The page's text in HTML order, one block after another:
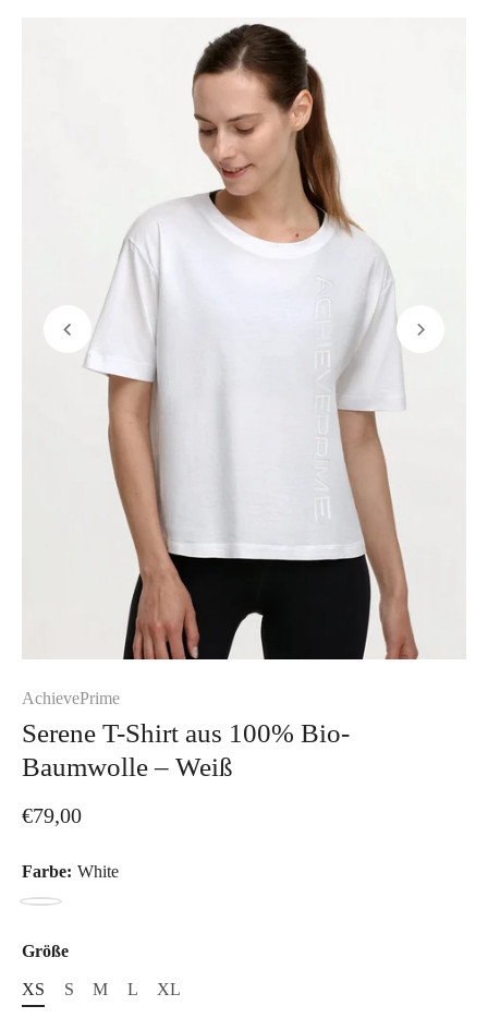
AchievePrime
Serene T-Shirt aus 100% Bio-
Baumwolle – Weiß
€79,00
Farbe: White
White
Größe
XS S M L XL